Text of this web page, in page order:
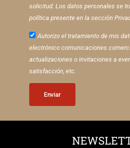
solicitud. Los datos personales se
política presente en la sección
Autorizo el tratamiento de mis
electrónico comunicaciones
actualizaciones o invitaciones a
satisfacción, etc.
Enviar